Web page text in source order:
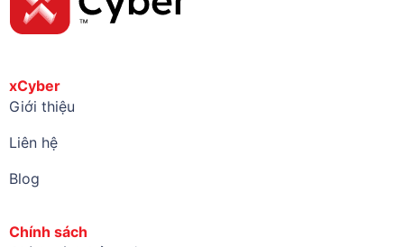
xCyber
Giới thiệu
Liên hệ
Blog
Chính sách